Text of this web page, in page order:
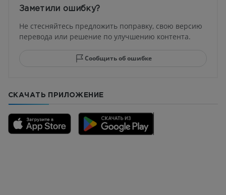
Заметили ошибку?
Не стесняйтесь предложить поправку, свою версию
перевода или решение по улучшению контента.
Сообщить об ошибке
СКАЧАТЬ ПРИЛОЖЕНИЕ